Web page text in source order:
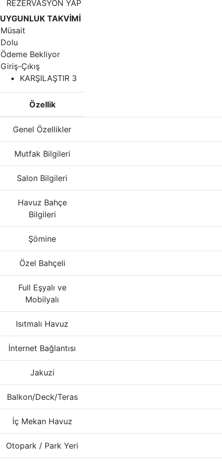
REZERVASYON YAP
UYGUNLUK TAKVİMİ
Müsait
Dolu
Ödeme Bekliyor
Giriş-Çıkış
KARŞILAŞTIR 3
Özellik
Genel Özellikler
Mutfak Bilgileri
Salon Bilgileri
Havuz Bahçe
Bilgileri
Şömine
Özel Bahçeli
Full Eşyalı ve
Mobilyalı
Isıtmalı Havuz
İnternet Bağlantısı
Jakuzi
Balkon/Deck/Teras
İç Mekan Havuz
Otopark / Park Yeri